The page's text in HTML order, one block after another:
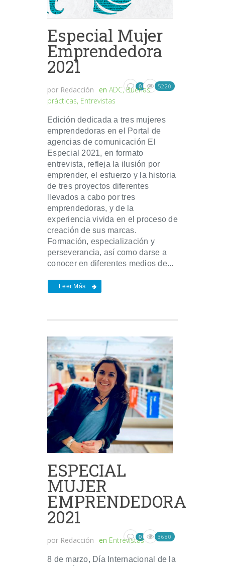
Especial Mujer
Emprendedora
2021
por Redacción en ADC,Buenas
prácticas, Entrevistas
0 5220
Edición dedicada a tres mujeres
emprendedoras en el Portal de
agencias de comunicación El
Especial 2021, en formato
entrevista, refleja la ilusión por
emprender, el esfuerzo y la historia
de tres proyectos diferentes
llevados a cabo por tres
emprendedoras, y de la
experiencia vivida en el proceso de
creación de sus marcas.
Formación, especialización y
perseverancia, así como darse a
conocer en diferentes medios de...
Leer Más
ESPECIAL
MUJER
EMPRENDEDORA
2021
por Redacción en Entrevistas
0 3680
8 de marzo, Día Internacional de la